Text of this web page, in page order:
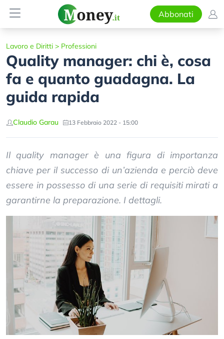
Abbonati
Lavoro e Diritti > Professioni
Quality manager: chi è, cosa
fa e quanto guadagna. La
guida rapida
Claudio Garau 13 Febbraio 2022 - 15:00
Il quality manager è una figura di importanza
chiave per il successo di un’azienda e perciò deve
essere in possesso di una serie di requisiti mirati a
garantirne la preparazione. I dettagli.